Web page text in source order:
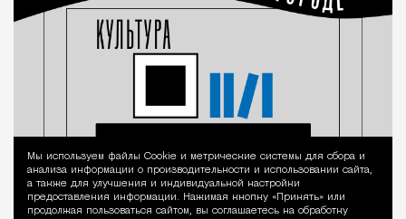
Уведомление
Мы используем файлы Сookie и метрические системы для сбора и
анализа информации о производительности и использовании сайта,
а также для улучшения и индивидуальной настройки
предоставления информации. Нажимая кнопку «Принять» или
продолжая пользоваться сайтом, вы соглашаетесь на обработку